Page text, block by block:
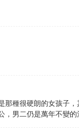
種很硬朗的女孩子，
男二仍是萬年不變的